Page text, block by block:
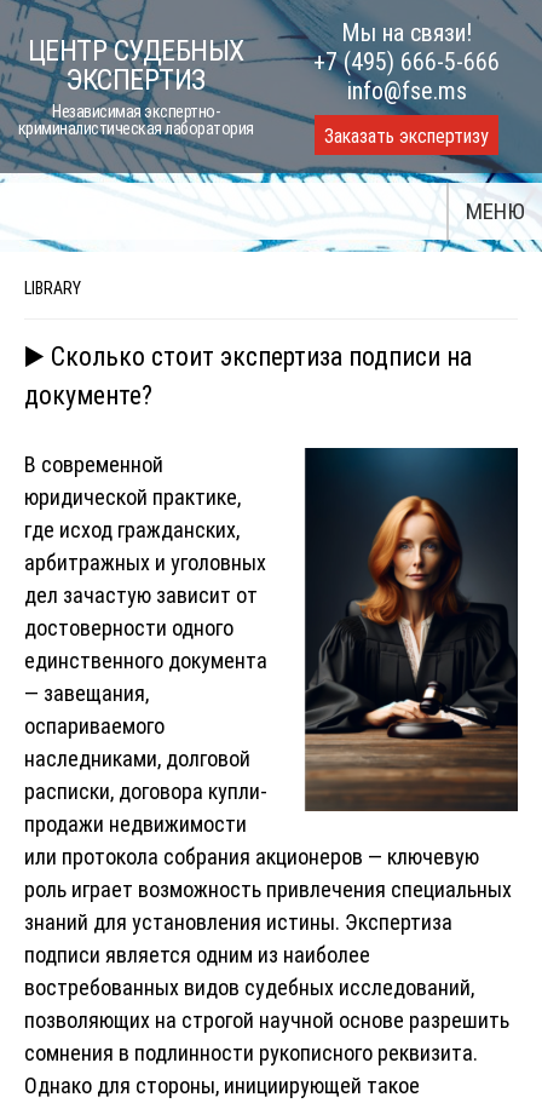
Skip
to
content
ЦЕНТР СУДЕБНЫХ
ЭКСПЕРТИЗ
Независимая экспертно-
криминалистическая лаборатория
Мы на связи!
+7 (495) 666-5-666
info@fse.ms
Заказать экспертизу
МЕНЮ
LIBRARY
▶️ Сколько стоит экспертиза подписи на
документе?
В современной
юридической практике,
где исход гражданских,
арбитражных и уголовных
дел зачастую зависит от
достоверности одного
единственного документа
— завещания,
оспариваемого
наследниками, долговой
расписки, договора купли-
продажи недвижимости
или протокола собрания акционеров — ключевую
роль играет возможность привлечения специальных
знаний для установления истины. Экспертиза
подписи является одним из наиболее
востребованных видов судебных исследований,
позволяющих на строгой научной основе разрешить
сомнения в подлинности рукописного реквизита.
Однако для стороны, инициирующей такое